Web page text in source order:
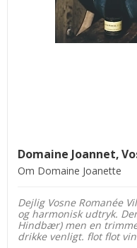
Domaine Joannet,
Om Domaine Joanette
Dejlig Vosne Romanée
og harmonisk udtryk.
Hindbær) men en
drikke venligt. flot flot